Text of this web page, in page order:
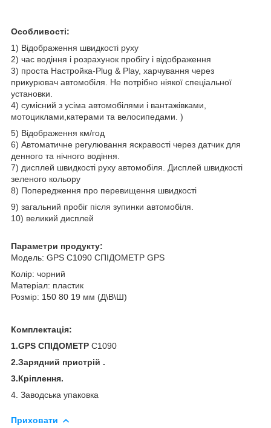
Особливості:
1) Відображення швидкості руху
2) час водіння і розрахунок пробігу і відображення
3) проста Настройка-Plug & Play, харчування через
прикурювач автомобіля. Не потрібно ніякої спеціальної
установки.
4) сумісний з усіма автомобілями і вантажівками,
мотоциклами,катерами та велосипедами. )
5) Відображення км/год
6) Автоматичне регулювання яскравості через датчик для
денного та нічного водіння.
7) дисплей швидкості руху автомобіля. Дисплей швидкості
зеленого кольору
8) Попередження про перевищення швидкості
9) загальний пробіг після зупинки автомобіля.
10) великий дисплей
Параметри продукту:
Модель: GPS C1090 СПІДОМЕТР GPS
Колір: чорний
Матеріал: пластик
Розмір: 150 80 19 мм (Д\В\Ш)
Комплектація:
1.GPS СПІДОМЕТР C1090
2.Зарядний пристрій .
3.Кріплення.
4. Заводська упаковка
Приховати